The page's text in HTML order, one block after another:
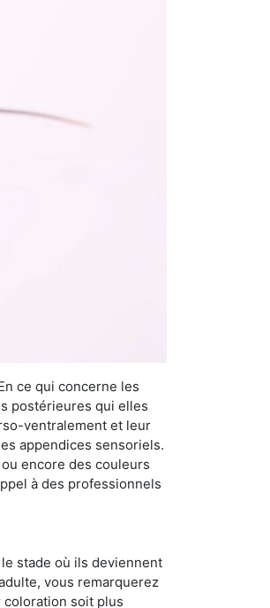
ce qui concerne les
postérieures qui elles
ventralement et leur
appendices sensoriels.
encore des couleurs
à des professionnels
stade où ils deviennent
vous remarquerez
soit plus